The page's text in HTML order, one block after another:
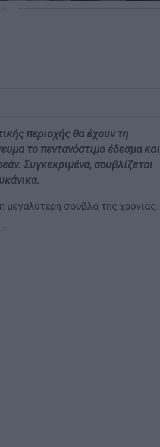
περιοχής θα έχουν τη
το πεντανόστιμο έδεσμα και
Συγκεκριμένα, σουβλίζεται
μεγαλύτερη σούβλα της χρονιάς.